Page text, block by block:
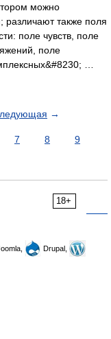
можно
различают также поля
поле чувств, поле
поле
…
→
7 8
9
18+
Drupal,